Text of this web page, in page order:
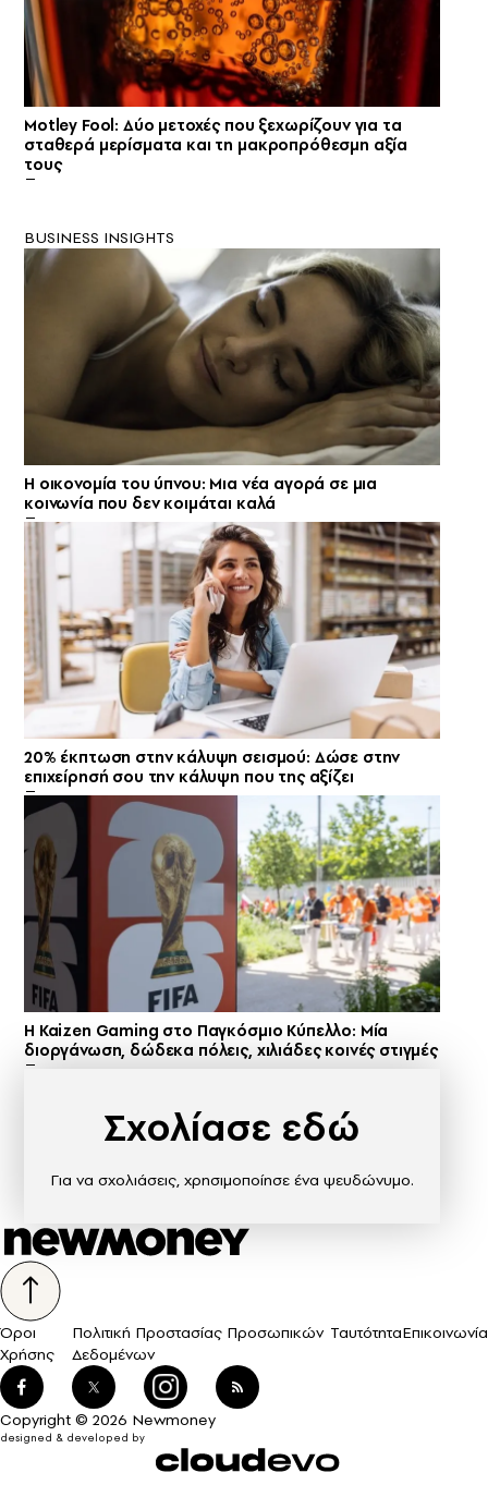
Motley Fool: Δύο μετοχές που ξεχωρίζουν για τα
σταθερά μερίσματα και τη μακροπρόθεσμη αξία
τους
BUSINESS INSIGHTS
Η οικονομία του ύπνου: Μια νέα αγορά σε μια
κοινωνία που δεν κοιμάται καλά
20% έκπτωση στην κάλυψη σεισμού: Δώσε στην
επιχείρησή σου την κάλυψη που της αξίζει
H Kaizen Gaming στο Παγκόσμιο Kύπελλο: Μία
διοργάνωση, δώδεκα πόλεις, χιλιάδες κοινές στιγμές
Σχολίασε εδώ
Για να σχολιάσεις, χρησιμοποίησε ένα ψευδώνυμο.
Όροι
Χρήσης
Πολιτική Προστασίας Προσωπικών
Δεδομένων
ΤαυτότηταΕπικοινωνία
Copyright © 2026 Newmoney
designed & developed by